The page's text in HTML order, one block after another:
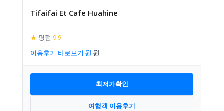
Tifaifai Et Cafe Huahine
★ 평점 9.9
이용후기 바로보기
최저가확인
여행객 이용후기